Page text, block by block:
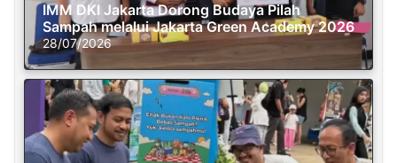
IMM DKI Jakarta Dorong Budaya Pilah
Sampah melalui Jakarta Green Academy 2026
28/07/2026